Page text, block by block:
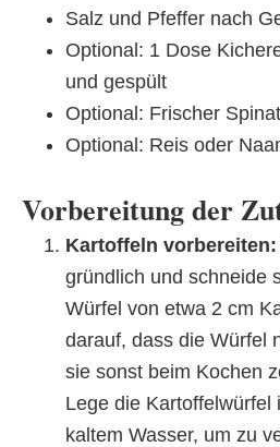
Salz und Pfeffer nach
Optional: 1 Dose
und gespült
Optional: Frischer
Optional: Reis oder
Vorbereitung der
Kartoffeln vorbereiten:
gründlich und schneide
Würfel von etwa 2 cm
darauf, dass die Würfel
sie sonst beim Kochen
Lege die Kartoffelwürfel
kaltem Wasser, um zu